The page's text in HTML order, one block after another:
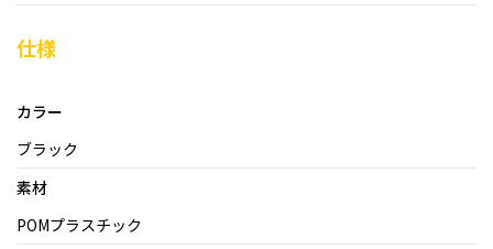
仕様
カラー
ブラック
素材
POMプラスチック